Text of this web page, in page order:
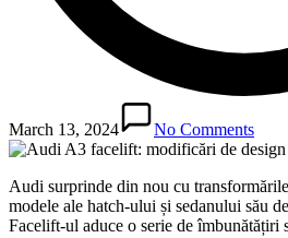
March 13, 2024 No Comments
Audi surprinde din nou cu
modele ale hatch-ului și sedanului său
Facelift-ul aduce o serie de îmbunătățiri